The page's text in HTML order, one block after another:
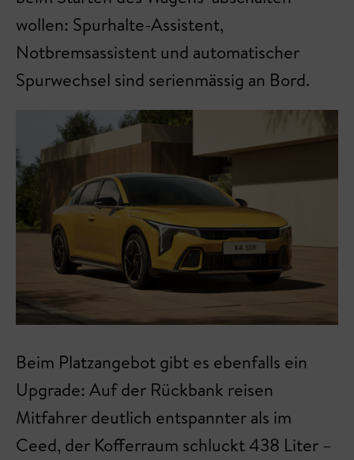
wollen: Spurhalte-Assistent,
Notbremsassistent und automatischer
Spurwechsel sind serienmässig an Bord.
Beim Platzangebot gibt es ebenfalls ein
Upgrade: Auf der Rückbank reisen
Mitfahrer deutlich entspannter als im
Ceed, der Kofferraum schluckt 438 Liter –